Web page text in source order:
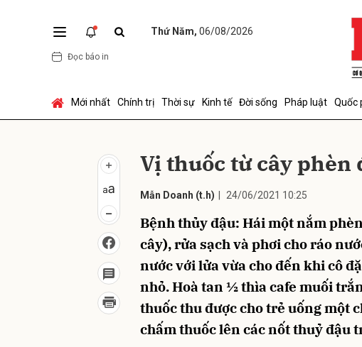
Thứ Năm, 06/08/2026
Đọc báo in
Mới nhất Chính trị Thời sự Kinh tế Đời sống Pháp luật Quốc
Vị thuốc từ cây phèn
Mẫn Doanh (t.h) 24/06/2021 10:25
Bệnh thủy đậu: Hái một nắm
cây), rửa sạch và phơi cho ráo
nước với lửa vừa cho đến khi cô
nhỏ. Hoà tan ½ thìa cafe muối
thuốc thu được cho trẻ uống một
chấm thuốc lên các nốt thuỷ đậu
Gửi bình